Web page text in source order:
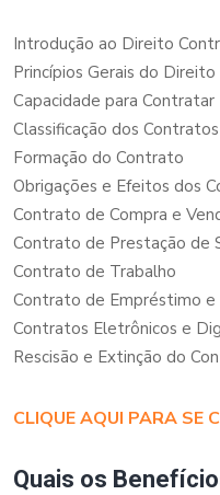
Introdução ao Direito
Princípios Gerais do
Capacidade para Contratar
Classificação dos Contratos
Formação do Contrato
Obrigações e Efeitos dos
Contrato de Compra e
Contrato de Prestação de
Contrato de Trabalho
Contrato de Empréstimo e
Contratos Eletrônicos e
Rescisão e Extinção do
CLIQUE AQUI PARA SE
Quais os